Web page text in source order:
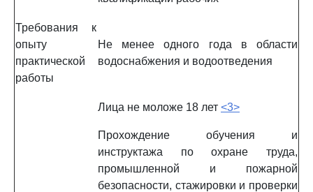
Требования к
опыту
практической
работы
Не менее одного года в области
водоснабжения и водоотведения
Лица не моложе 18 лет <3>
Прохождение обучения и
инструктажа по охране труда,
промышленной и пожарной
безопасности, стажировки и проверки